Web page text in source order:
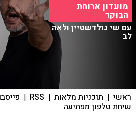
מועדון ארוחת
הבוקר
עם שי גולדשטיין ולאה
לב
ראשי | תוכניות מלאות |
RSS
|
שיחת טלפון מפתיעה